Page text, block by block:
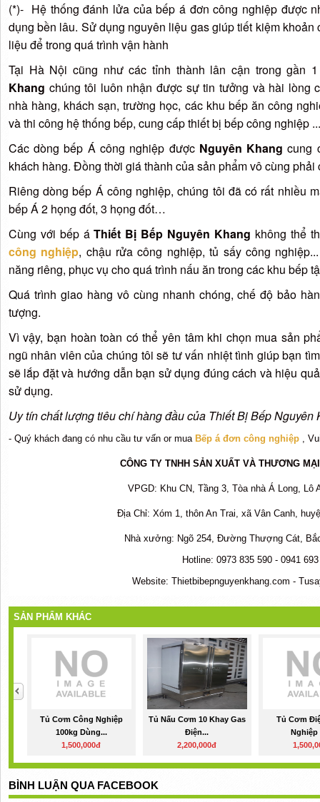
(*)- Hệ thống đánh lửa của bếp á đơn công nghiệp được
dụng bền lâu. Sử dụng nguyên liệu gas giúp tiết kiệm
liệu để trong quá trình vận hành
Tại Hà Nội cũng như các tỉnh thành lân cận trong gần
Khang chúng tôi luôn nhận được sự tin tưởng và hài lòng
nhà hàng, khách sạn, trường học, các khu bếp ăn công
và thi công hệ thống bếp, cung cấp thiết bị bếp công nghiệp
Các dòng bếp Á công nghiệp được Nguyên Khang cung
khách hàng. Đồng thời giá thành của sản phẩm vô cùng phải
Riêng dòng bếp Á công nghiệp, chúng tôi đã có rất nhiều
bếp Á 2 họng đốt, 3 họng đốt…
Cùng với bếp áThiết Bị Bếp Nguyên Khang không thể
công nghiệp, chậu rửa công nghiệp, tủ sấy công
năng riêng, phục vụ cho quá trình nấu ăn trong các khu bếp
Quá trình giao hàng vô cùng nhanh chóng, chế độ bảo
tượng.
Vì vậy, bạn hoàn toàn có thể yên tâm khi chọn mua sản
ngũ nhân viên của chúng tôi sẽ tư vấn nhiệt tình giúp bạn
sẽ lắp đặt và hướng dẫn bạn sử dụng đúng cách và hiệu
sử dụng.
Uy tín chất lượng tiêu chí hàng đầu của Thiết Bị Bếp Nguyên
- Quý khách đang có nhu cầu tư vấn or mua Bếp á đơn công nghiệp,
CÔNG TY TNHH SẢN XUẤT VÀ THƯƠNG
VPGD: Khu CN, Tầng 3, Tòa nhà Á Long, Lô
Địa Chỉ: Xóm 1, thôn An Trai, xã Vân Canh,
Nhà xưởng: Ngõ 254, Đường Thượng Cát,
Hotline: 0973 835 590 - 0941
Website: Thietbibepnguyenkhang.com -
SẢN PHẨM KHÁC
Tủ Cơm Công Nghiệp
100kg Dùng...
1,500,000đ
Tủ Nấu Cơm 10 Khay Gas
Điện...
2,200,000đ
Tủ Cơm
Nghiệp
BÌNH LUẬN QUA FACEBOOK